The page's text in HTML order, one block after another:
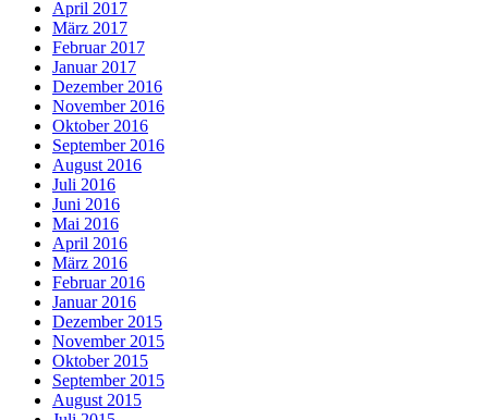
April 2017
März 2017
Februar 2017
Januar 2017
Dezember 2016
November 2016
Oktober 2016
September 2016
August 2016
Juli 2016
Juni 2016
Mai 2016
April 2016
März 2016
Februar 2016
Januar 2016
Dezember 2015
November 2015
Oktober 2015
September 2015
August 2015